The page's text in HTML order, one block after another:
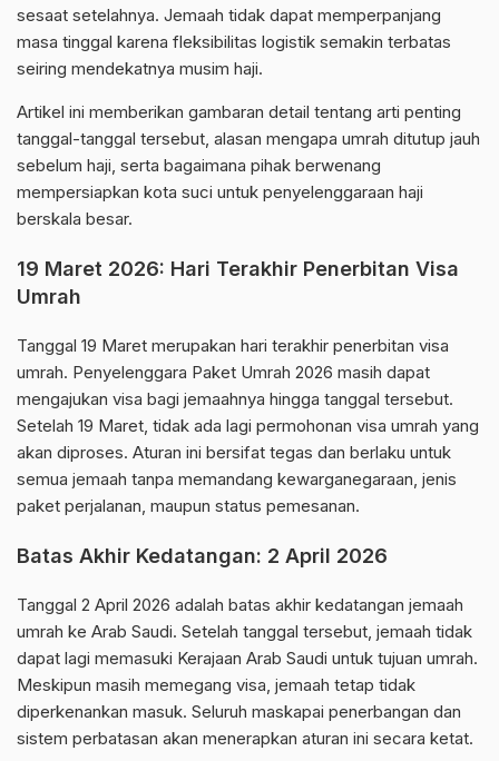
sesaat setelahnya. Jemaah tidak dapat memperpanjang
masa tinggal karena fleksibilitas logistik semakin terbatas
seiring mendekatnya musim haji.
Artikel ini memberikan gambaran detail tentang arti penting
tanggal-tanggal tersebut, alasan mengapa umrah ditutup jauh
sebelum haji, serta bagaimana pihak berwenang
mempersiapkan kota suci untuk penyelenggaraan haji
berskala besar.
19 Maret 2026: Hari Terakhir Penerbitan Visa
Umrah
Tanggal 19 Maret merupakan hari terakhir penerbitan visa
umrah. Penyelenggara Paket Umrah 2026 masih dapat
mengajukan visa bagi jemaahnya hingga tanggal tersebut.
Setelah 19 Maret, tidak ada lagi permohonan visa umrah yang
akan diproses. Aturan ini bersifat tegas dan berlaku untuk
semua jemaah tanpa memandang kewarganegaraan, jenis
paket perjalanan, maupun status pemesanan.
Batas Akhir Kedatangan: 2 April 2026
Tanggal 2 April 2026 adalah batas akhir kedatangan jemaah
umrah ke Arab Saudi. Setelah tanggal tersebut, jemaah tidak
dapat lagi memasuki Kerajaan Arab Saudi untuk tujuan umrah.
Meskipun masih memegang visa, jemaah tetap tidak
diperkenankan masuk. Seluruh maskapai penerbangan dan
sistem perbatasan akan menerapkan aturan ini secara ketat.